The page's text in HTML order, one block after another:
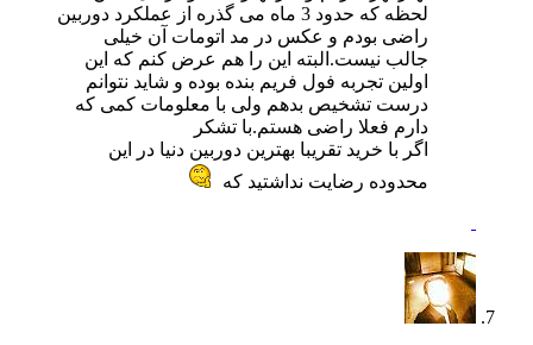
لحظه که حدود 3 ماه می گذره از عملکرد دوربین
راضی بودم و عکس در مد اتومات آن خیلی
جالب نیست.البته این را هم عرض کنم که این
اولین تجربه فول فریم بنده بوده و شاید نتوانم
درست تشخیص بدهم ولی با معلومات کمی که
دارم فعلا راضی هستم.با تشکر
اگر با خرید تقریبا بهترین دوربین دنیا در این
محدوده رضایت نداشتید که